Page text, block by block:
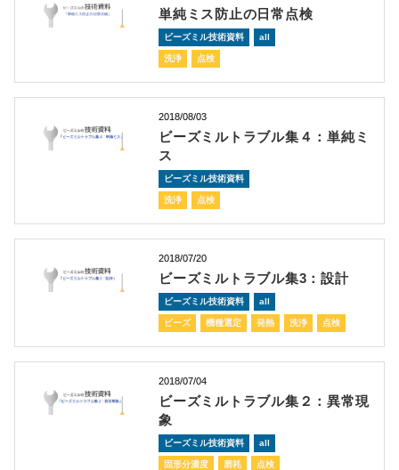
単純ミス防止の日常点検
ビーズミル技術資料 all
洗浄 点検
2018/08/03
ビーズミルトラブル集４：単純ミ
ス
ビーズミル技術資料
洗浄 点検
2018/07/20
ビーズミルトラブル集3：設計
ビーズミル技術資料 all
ビーズ 機種選定 発熱 洗浄 点検
2018/07/04
ビーズミルトラブル集２：異常現
象
ビーズミル技術資料 all
固形分濃度 磨耗 点検